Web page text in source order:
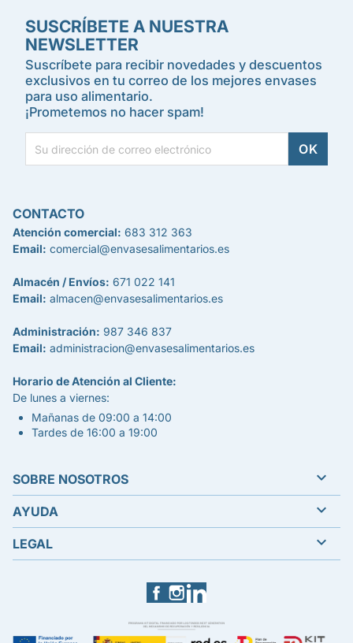
SUSCRÍBETE A NUESTRA
NEWSLETTER
Suscríbete para recibir novedades y descuentos
exclusivos en tu correo de los mejores envases
para uso alimentario.
¡Prometemos no hacer spam!
Facebook
CONTACTO
Atención comercial: 683 312 363
Email: comercial@envasesalimentarios.es
Almacén / Envíos: 671 022 141
Email: almacen@envasesalimentarios.es
Administración: 987 346 837
Email: administracion@envasesalimentarios.es
Horario de Atención al Cliente:
De lunes a viernes:
Mañanas de 09:00 a 14:00
Tardes de 16:00 a 19:00
SOBRE NOSOTROS 
AYUDA 
LEGAL 